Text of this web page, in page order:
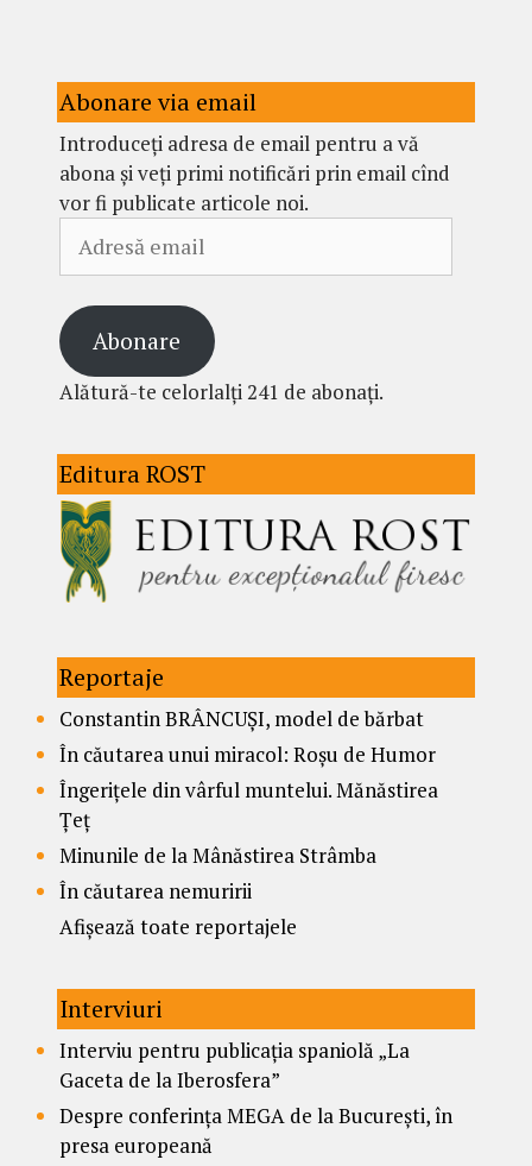
Abonare via email
Introduceți adresa de email pentru a vă
abona și veți primi notificări prin email cînd
vor fi publicate articole noi.
email
Abonare
Alătură-te celorlalți 241 de abonați.
Editura ROST
Reportaje
Constantin BRÂNCUȘI, model de bărbat
În căutarea unui miracol: Roșu de Humor
Îngerițele din vârful muntelui. Mănăstirea
Țeț
Minunile de la Mânăstirea Strâmba
În căutarea nemuririi
Afișează toate reportajele
Interviuri
Interviu pentru publicația spaniolă „La
Gaceta de la Iberosfera”
Despre conferința MEGA de la București, în
presa europeană